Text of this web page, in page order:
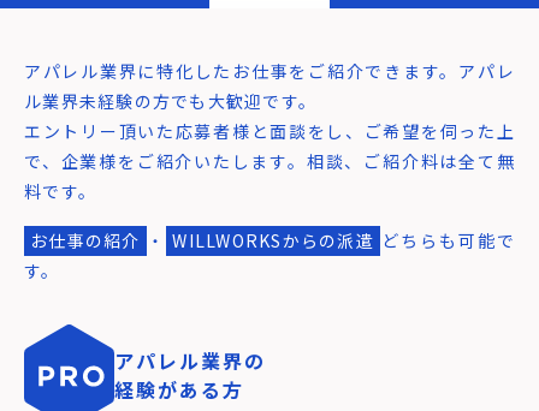
アパレル業界に特化したお仕事をご紹介できます。アパレ
ル業界未経験の方でも大歓迎です。
エントリー頂いた応募者様と面談をし、ご希望を伺った上
で、企業様をご紹介いたします。相談、ご紹介料は全て無
料です。
お仕事の紹介 ・ WILLWORKSからの派遣 どちらも可能で
す。
アパレル業界の
経験がある方